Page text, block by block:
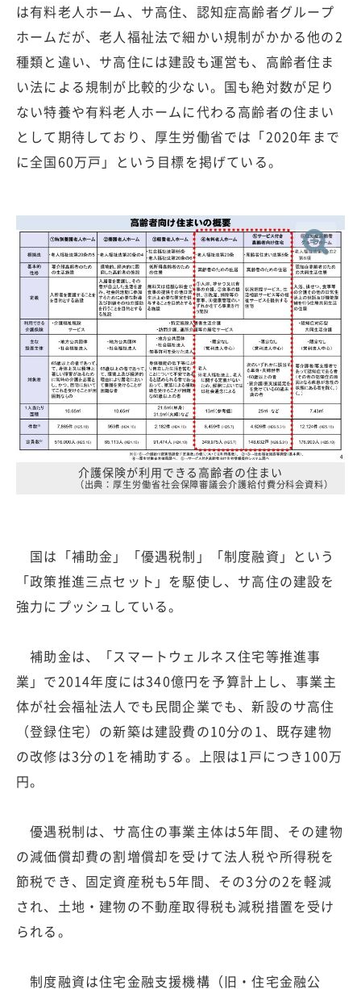
は有料老人ホーム、サ高住、認知症高齢者グループ
ホームだが、老人福祉法で細かい規制がかかる他の2
種類と違い、サ高住には建設も運営も、高齢者住ま
い法による規制が比較的少ない。国も絶対数が足り
ない特養や有料老人ホームに代わる高齢者の住まい
として期待しており、厚生労働省では「2020年まで
に全国60万戸」という目標を掲げている。
介護保険が利用できる高齢者の住まい
（出典：厚生労働省社会保障審議会介護給付費分科会資料）
国は「補助金」「優遇税制」「制度融資」という
「政策推進三点セット」を駆使し、サ高住の建設を
強力にプッシュしている。
補助金は、「スマートウェルネス住宅等推進事
業」で2014年度には340億円を予算計上し、事業主
体が社会福祉法人でも民間企業でも、新設のサ高住
（登録住宅）の新築は建設費の10分の1、既存建物
の改修は3分の1を補助する。上限は1戸につき100万
円。
優遇税制は、サ高住の事業主体は5年間、その建物
の減価償却費の割増償却を受けて法人税や所得税を
節税でき、固定資産税も5年間、その3分の2を軽減
され、土地・建物の不動産取得税も減税措置を受け
られる。
制度融資は住宅金融支援機構（旧・住宅金融公